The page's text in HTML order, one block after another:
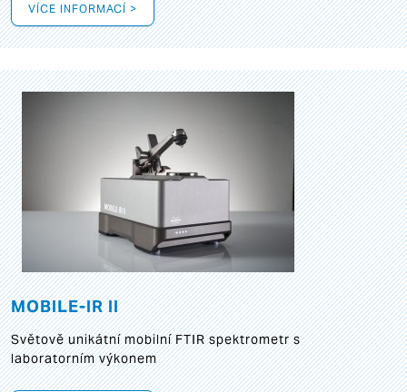
VÍCE INFORMACÍ >
MOBILE-IR II
Světově unikátní mobilní FTIR spektrometr s
laboratorním výkonem